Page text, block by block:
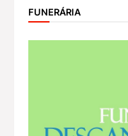
FUNERÁRIA